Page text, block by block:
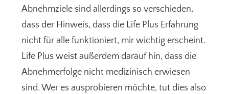
Abnehmziele sind allerdings so verschieden,
dass der Hinweis, dass die Life Plus Erfahrung
nicht für alle funktioniert, mir wichtig erscheint.
Life Plus weist außerdem darauf hin, dass die
Abnehmerfolge nicht medizinisch erwiesen
sind. Wer es ausprobieren möchte, tut dies also